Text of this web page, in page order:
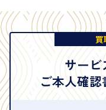
サー
ご本人確